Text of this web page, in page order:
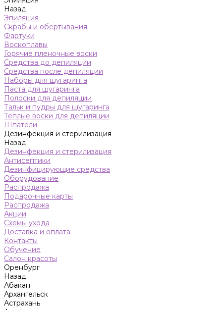
Назад
Эпиляция
Скрабы и обертывания
Фартуки
Воскоплавы
Горячие пленочные воски
Средства до депиляции
Средства после депиляции
Наборы для шугаринга
Паста для шугаринга
Полоски для депиляции
Тальк и пудры для шугаринга
Теплые воски для депиляции
Шпатели
Дезинфекция и стерилизация
Назад
Дезинфекция и стерилизация
Антисептики
Дезинфицирующие средства
Оборудование
Распродажа
Подарочные карты
Распродажа
Акции
Схемы ухода
Доставка и оплата
Контакты
Обучение
Салон красоты
Оренбург
Назад
Абакан
Архангельск
Астрахань